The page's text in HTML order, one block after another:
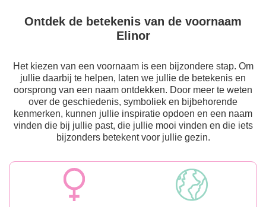
Ontdek de betekenis van de voornaam
Elinor
Het kiezen van een voornaam is een bijzondere stap. Om
jullie daarbij te helpen, laten we jullie de betekenis en
oorsprong van een naam ontdekken. Door meer te weten
over de geschiedenis, symboliek en bijbehorende
kenmerken, kunnen jullie inspiratie opdoen en een naam
vinden die bij jullie past, die jullie mooi vinden en die iets
bijzonders betekent voor jullie gezin.